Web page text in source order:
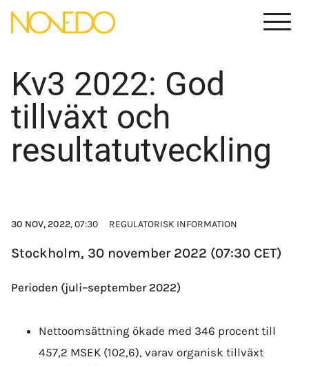
Menu
Kv3 2022: God
tillväxt och
resultatutveckling
30 NOV, 2022, 07:30 REGULATORISK INFORMATION
Stockholm, 30 november 2022 (07:30 CET)
Perioden (juli–september 2022)
Nettoomsättning ökade med 346 procent till
457,2 MSEK (102,6), varav organisk tillväxt